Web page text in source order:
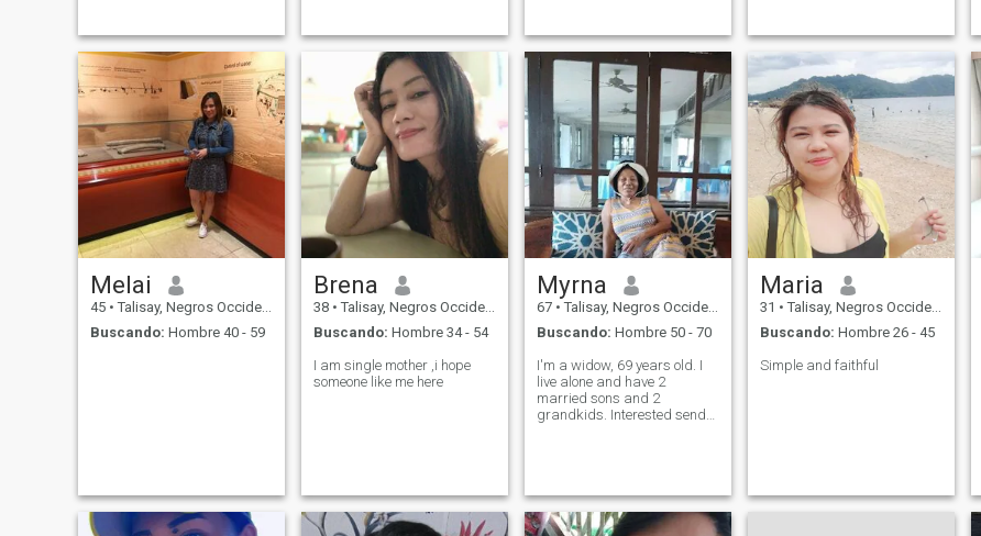
Melai
45 • Talisay, Negros Occidental, Filipinas
Buscando: Hombre 40 - 59
Brena
38 • Talisay, Negros Occidental, Filipinas
Buscando: Hombre 34 - 54
I am single mother ,i hope
someone like me here
Myrna
67 • Talisay, Negros Occidental, Filipinas
Buscando: Hombre 50 - 70
I'm a widow, 69 years old. I
live alone and have 2
married sons and 2
grandkids. Interested send
Maria
31 • Talisay, Negros Occidental, Filipinas
Buscando: Hombre 26 - 45
Simple and faithful